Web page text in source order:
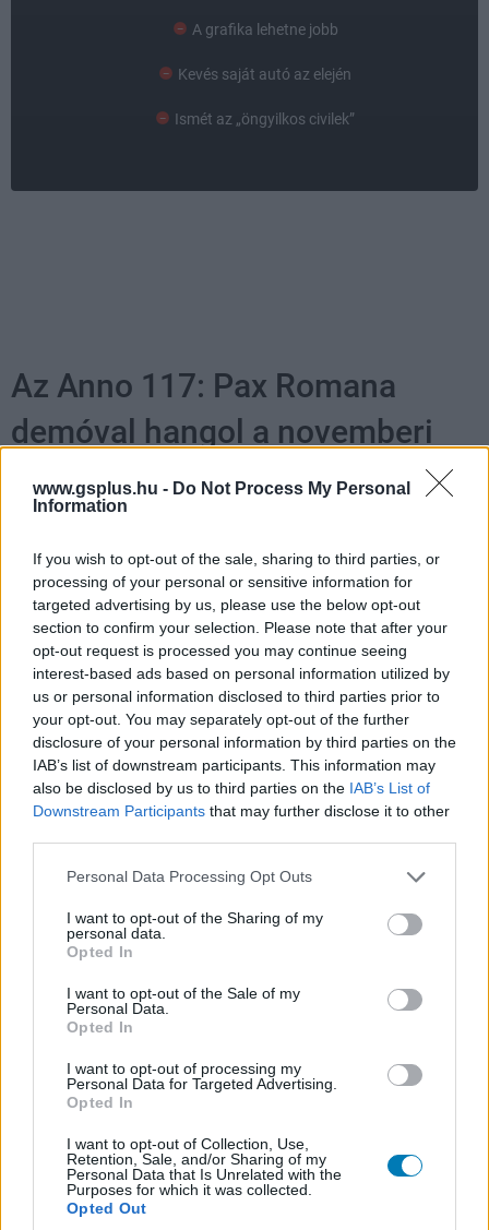
www.gsplus.hu - Do Not Process My Personal
Information
If you wish to opt-out of the sale, sharing to third parties, or
processing of your personal or sensitive information for
targeted advertising by us, please use the below opt-out
section to confirm your selection. Please note that after your
opt-out request is processed you may continue seeing
interest-based ads based on personal information utilized by
us or personal information disclosed to third parties prior to
your opt-out. You may separately opt-out of the further
disclosure of your personal information by third parties on the
IAB’s list of downstream participants. This information may
also be disclosed by us to third parties on the IAB’s List of
Downstream Participants that may further disclose it to other
Please note that this website/app uses one or more Google
not limited to your visit or usage behaviour. You may click to
grant or deny consent to Google and its third-party tags to
use your data for below specified purposes in below Google
consent section.
Personal Data Processing Opt Outs
I want to opt-out of the Sharing of my
personal data.
Opted In
I want to opt-out of the Sale of my
Personal Data.
Opted In
I want to opt-out of processing my
Personal Data for Targeted Advertising.
Opted In
I want to opt-out of Collection, Use,
Retention, Sale, and/or Sharing of my
Personal Data that Is Unrelated with the
Purposes for which it was collected.
Opted Out
A grafika lehetne jobb
Kevés saját autó az elején
Ismét az „öngyilkos civilek”
Az Anno 117: Pax Romana
demóval hangol a novemberi
rajtra
A stratégiai építkezős játék kipróbálható PC-n,
de csak két hétig.
Loaded:
81.69%
Az Ubisoft Mainz készülő városépítős stratégiája, az
Anno 117: Pax Romana november 13-án jelenik meg PC-
re, PlayStation 5-re és Xbox Series X|S-re, de a rajt előtt a
játékosok most belekóstolhatnak, mit tartogat a Római
tölthető a demó, amely szeptember 16-ig marad
Egy mentés legfeljebb egy órán keresztül játszható, de
gyakorlatilag végtelen. A demó a Sandbox mód egy
szeletét kínálja, amelyben az első két lakossági szint
érhető el, kizárólag egyjátékos módban. Fontos azonban,
hogy az itt elért eredmények nem vihetők tovább a teljes
verzióba.
A rövid betekintő így is alkalmas arra, hogy a rajongók